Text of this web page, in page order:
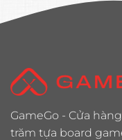
GameGo - Cửa
trăm tựa board